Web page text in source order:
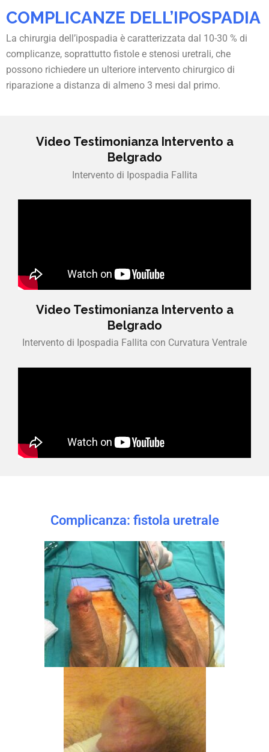
COMPLICANZE DELL’IPOSPADIA
La chirurgia dell’ipospadia è caratterizzata dal 10-30 % di
complicanze, soprattutto fistole e stenosi uretrali, che
possono richiedere un ulteriore intervento chirurgico di
riparazione a distanza di almeno 3 mesi dal primo.
Video Testimonianza Intervento a
Belgrado
Intervento di Ipospadia Fallita
Video Testimonianza Intervento a
Belgrado
Intervento di Ipospadia Fallita con Curvatura Ventrale
Complicanza: fistola uretrale